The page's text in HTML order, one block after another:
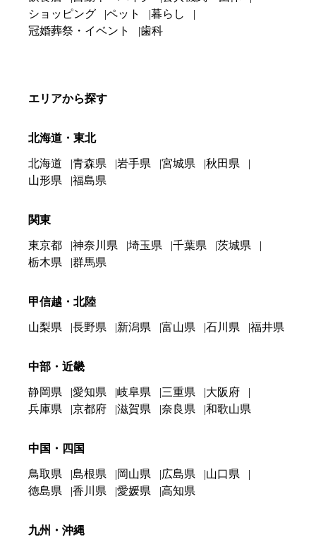
ショッピング
ペット
暮らし
冠婚葬祭・イベント
歯科
エリアから探す
北海道・東北
北海道 青森県 岩手県 宮城県
秋田県
山形県
福島県
関東
東京都 神奈川県 埼玉県 千葉県
茨城県
栃木県
群馬県
甲信越・北陸
山梨県 長野県 新潟県 富山県 石川県 福井県
中部・近畿
静岡県 愛知県 岐阜県 三重県
大阪府
兵庫県
京都府 滋賀県 奈良県 和歌山県
中国・四国
鳥取県 島根県 岡山県 広島県
山口県
徳島県
香川県 愛媛県 高知県
九州・沖縄